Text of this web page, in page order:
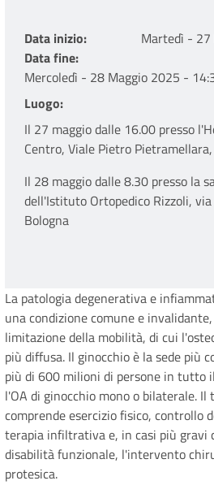
Data inizio
Martedì -
Data fine
Mercoledì - 28 Maggio 2025 -
Luogo
Il 27 maggio dalle 16.00 presso
Centro, Viale Pietro
Il 28 maggio dalle 8.30 presso la
dell'Istituto Ortopedico Rizzoli, via
Bologna
La patologia degenerativa e
una condizione comune e
limitazione della mobilità, di cui
più diffusa. Il ginocchio è la sede più
più di 600 milioni di persone in tutto
l'OA di ginocchio mono o bilaterale.
comprende esercizio fisico, controllo
terapia infiltrativa e, in casi più gravi
disabilità funzionale, l'intervento
protesica.